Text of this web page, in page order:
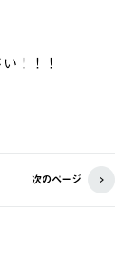
！！！
次のページ